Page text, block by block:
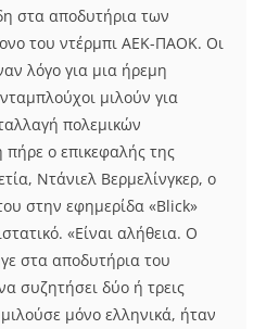
στα αποδυτήρια των
του ντέρμπι ΑΕΚ-ΠΑΟΚ. Οι
λόγο για μια ήρεμη
μιλούν για
πολεμικών
ο επικεφαλής της
Ντάνιελ Βερμελίνγκερ, ο
στην εφημερίδα «Blick»
«Είναι αλήθεια. Ο
στα αποδυτήρια του
συζητήσει δύο ή τρεις
μόνο ελληνικά, ήταν